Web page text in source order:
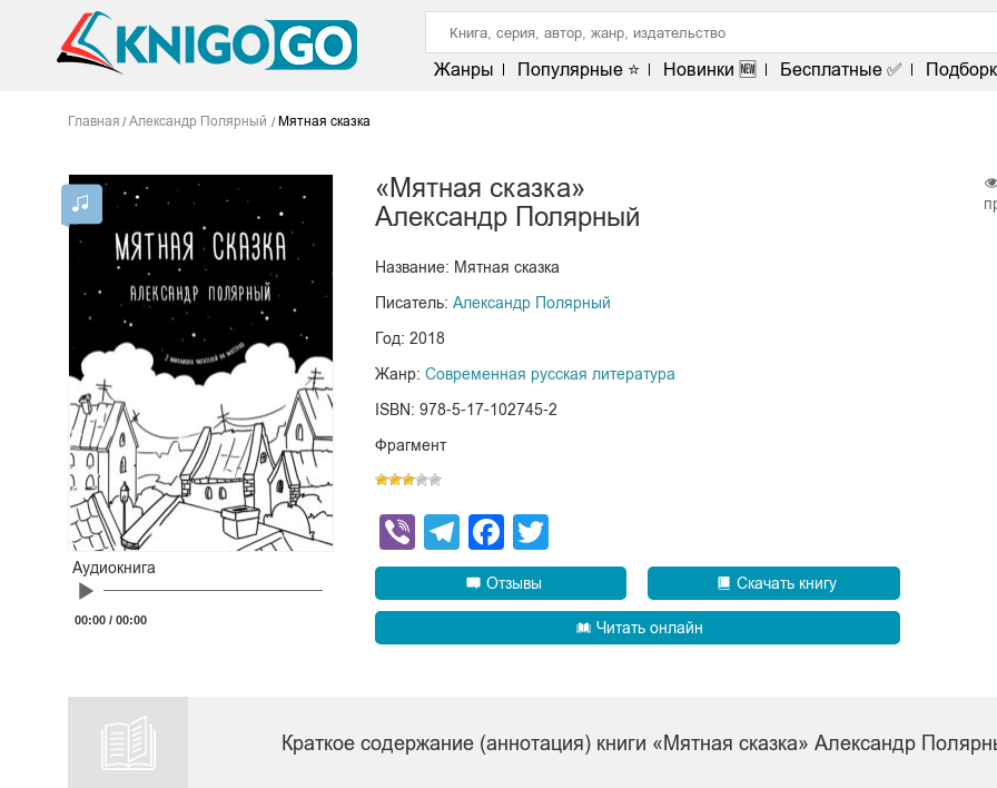
Жанры Популярные ⭐ Новинки 🆕 Бесплатные ✅
Главная Александр Полярный Мятная сказка
Аудиокнига
Audio
00:00 /00:00
«Мятная сказка»
Александр Полярный
Название: Мятная сказка
Писатель: Александр Полярный
Год: 2018
Жанр: Современная русская литература
ISBN: 978-5-17-102745-2
Фрагмент
ViberTelegram
Facebook
Отзывы Скачать книгу
Читать онлайн
Краткое содержание (аннотация) книги «Мятная сказка» Александр